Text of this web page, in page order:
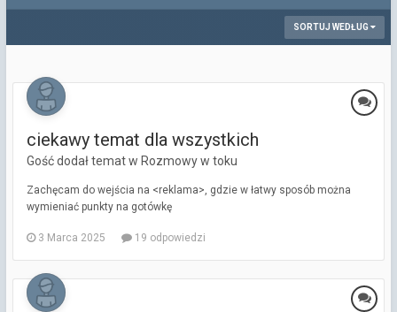
SORTUJ WEDŁUG
ciekawy temat dla wszystkich
Gość dodał temat w Rozmowy w toku
Zachęcam do wejścia na <reklama>, gdzie w łatwy sposób można
wymieniać punkty na gotówkę
3 Marca 2025 19 odpowiedzi